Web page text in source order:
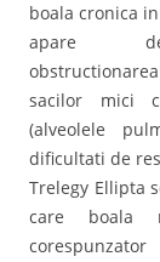
boala cronica
apare
sacilor mici
(alveolele
dificultati de
Trelegy Ellipta
care boala